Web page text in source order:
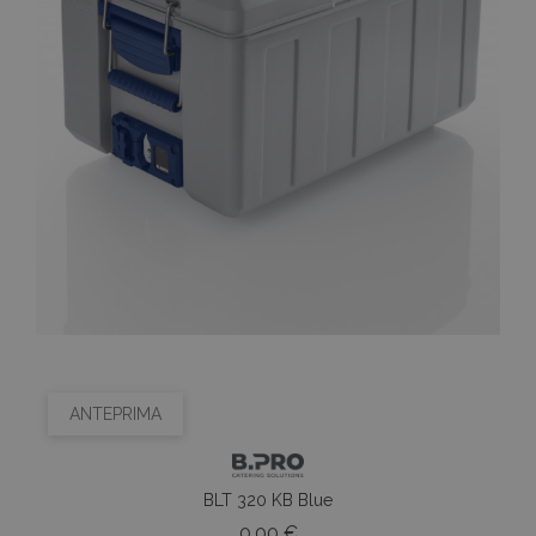
ANTEPRIMA
BLT 320 KB Blue